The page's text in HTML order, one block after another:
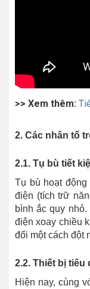
>> Xem thêm:
2. Các nhân tố
2.1. Tụ bù tiết
Tụ bù hoạt
điện (tích trữ
bình ắc quy
điện xoay chiều
đổi một cách đột
2.2. Thiết bị tiêu
Hiện nay, cùng